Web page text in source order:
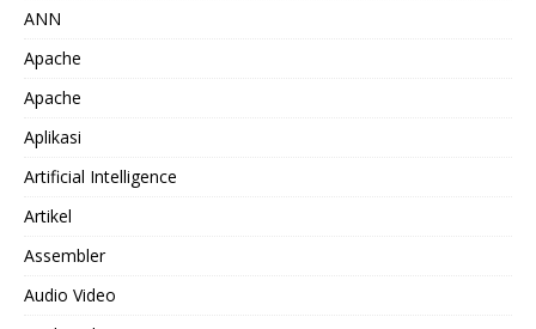
ANN
Apache
Apache
Aplikasi
Artificial Intelligence
Artikel
Assembler
Audio Video